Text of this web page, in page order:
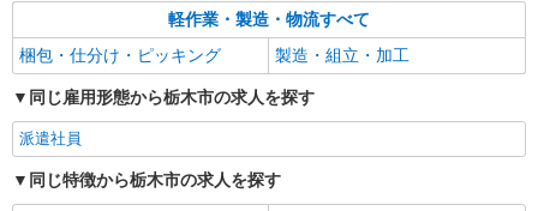
時給1160円 ※22:00〜翌5:00の間は深夜手当込
みで時給1450円になります。
≪小山事業場≫ 栃木県栃木市藤岡町都賀2701-
1 （佐川急便 小山営業所内）
軽作業・製造・物流すべて
梱包・仕分け・ピッキング
製造・組立・加工
同じ雇用形態から栃木市の求人を探す
派遣社員
同じ特徴から栃木市の求人を探す